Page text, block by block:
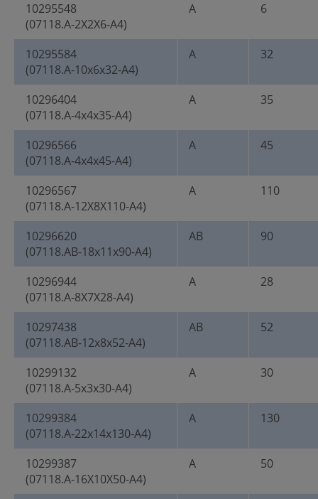
10295548
(07118.A-2X2X6-A4)
A 6
10295584
(07118.A-10x6x32-A4)
A 32
10296404
(07118.A-4x4x35-A4)
A 35
10296566
(07118.A-4x4x45-A4)
A 45
10296567
(07118.A-12X8X110-A4)
A 110
10296620
(07118.AB-18x11x90-A4)
AB 90
10296944
(07118.A-8X7X28-A4)
A 28
10297438
(07118.AB-12x8x52-A4)
AB 52
10299132
(07118.A-5x3x30-A4)
A 30
10299384
(07118.A-22x14x130-A4)
A 130
10299387
(07118.A-16X10X50-A4)
A 50